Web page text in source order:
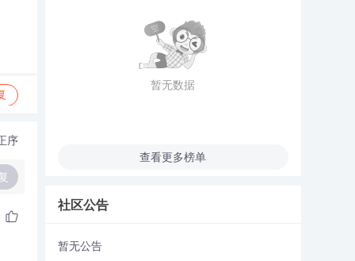
序
暂无数据
查看更多榜单
社区公告
暂无公告